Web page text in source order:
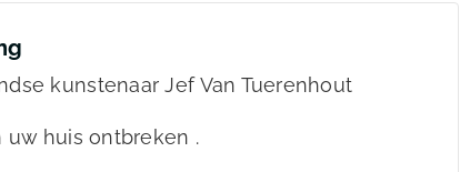
kunstenaar Jef Van Tuerenhout
uw huis ontbreken .